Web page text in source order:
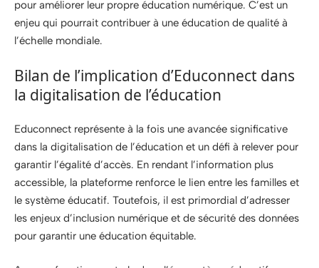
pour améliorer leur propre éducation numérique. C’est un
enjeu qui pourrait contribuer à une éducation de qualité à
l’échelle mondiale.
Bilan de l’implication d’Educonnect dans
la digitalisation de l’éducation
Educonnect représente à la fois une avancée significative
dans la digitalisation de l’éducation et un défi à relever pour
garantir l’égalité d’accès. En rendant l’information plus
accessible, la plateforme renforce le lien entre les familles et
le système éducatif. Toutefois, il est primordial d’adresser
les enjeux d’inclusion numérique et de sécurité des données
pour garantir une éducation équitable.